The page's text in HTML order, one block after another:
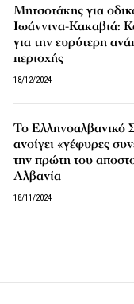
Μητσοτάκης για
Ιωάννινα-Κακαβιά:
για την ευρύτερη
περιοχής
18/12/2024
Το Ελληνοαλβανικό
ανοίγει «γέφυρες
την πρώτη του
Αλβανία
18/11/2024